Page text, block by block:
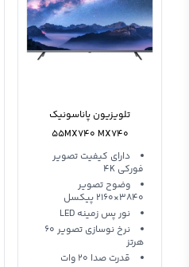
تلویزیون پاناسونیک
55MX740 MX740
دارای کیفیت تصویر
فورکی 4K
وضوح تصویر
3840×2160 پیکسل
نور پس زمینه LED
نرخ نوسازی تصویر 60
هرتز
قدرت صدا 20 وات